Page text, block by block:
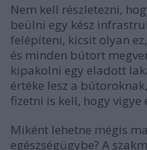
Nem kell részletezni,
beülni egy kész
felépíteni, kicsit olyan
és minden bútort
kipakolni egy eladott
értéke lesz a
fizetni is kell, hogy vigye
Miként lehetne mégis
egészségügybe? A